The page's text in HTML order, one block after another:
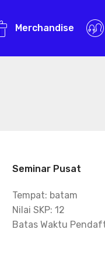
Merchandise
Seminar Pusat
Tempat: batam
Nilai SKP: 12
Batas Waktu